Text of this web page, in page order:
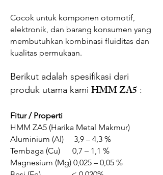
Cocok untuk komponen otomotif,
elektronik, dan barang konsumen yang
membutuhkan kombinasi fluiditas dan
kualitas permukaan.
Berikut adalah spesifikasi dari
produk utama kami HMM ZA5 :
Fitur / Properti
HMM ZA5 (Harika Metal Makmur)
Aluminium (Al) 3,9 – 4,3 %
Tembaga (Cu) 0,7 – 1,1 %
Magnesium (Mg) 0,025 – 0,05 %